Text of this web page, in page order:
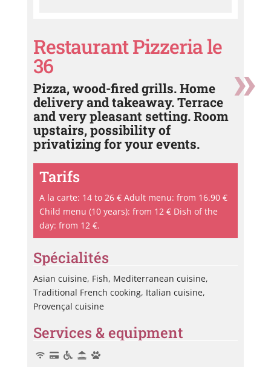
Restaurant Pizzeria le
36
Pizza, wood-fired grills. Home
delivery and takeaway. Terrace
and very pleasant setting. Room
upstairs, possibility of
privatizing for your events.
Tarifs
A la carte: 14 to 26 € Adult menu: from 16.90 €
Child menu (10 years): from 12 € Dish of the
day: from 12 €.
Spécialités
Asian cuisine, Fish, Mediterranean cuisine,
Traditional French cooking, Italian cuisine,
Provençal cuisine
Services & equipment